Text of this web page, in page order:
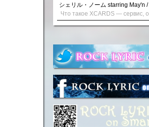
シェリル・ノーム starring May'n /